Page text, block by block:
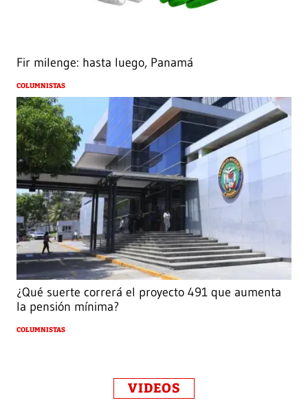
Fir milenge: hasta luego, Panamá
COLUMNISTAS
¿Qué suerte correrá el proyecto 491 que aumenta
la pensión mínima?
COLUMNISTAS
VIDEOS